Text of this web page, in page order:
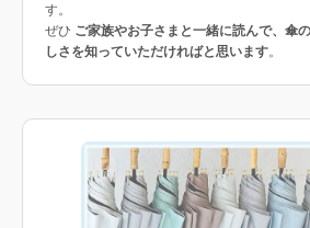
す。
ぜひ ご家族やお子さまと一緒に読んで、傘
しさを知っていただければと思います。